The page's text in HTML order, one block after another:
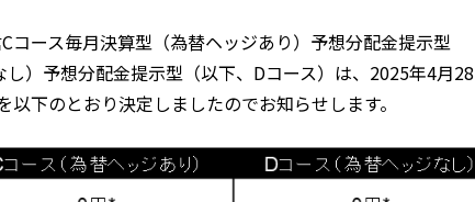
Cコース毎月決算型（為替ヘッジあり）予想分配金提示
）予想分配金提示型（以下、Dコース）は、2025年4月
下のとおり決定しましたのでお知らせします。